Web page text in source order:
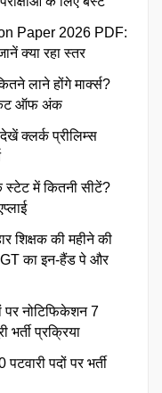
Paper 2026 PDF:
क्या रहा स्तर
लाने होंगे मार्क्स?
कट ऑफ अंक
क्लर्क प्रीलिम्स
में कितनी सीटें?
शिक्षक की महीने की
का इन-हैंड पे और
पर नोटिफिकेशन 7
प्रक्रिया
पदों पर भर्ती